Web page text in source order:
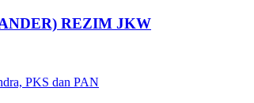
REZIM JKW